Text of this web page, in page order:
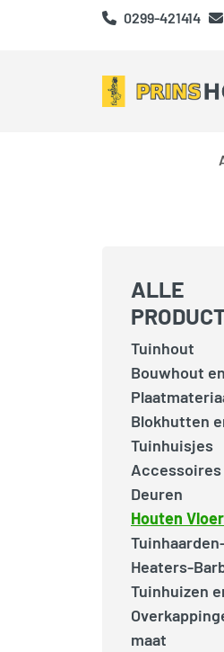
0299-421414
ALLE
Tuinhout
Bouwhout en
Blokhutten
Tuinhuisjes
Accessoires
Deuren
Houten
Heaters-
Tuinhuizen
maat